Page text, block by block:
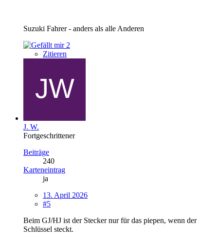
Suzuki Fahrer - anders als alle Anderen
2
Zitieren
J. W.
Fortgeschrittener
Beiträge
240
Karteneintrag
ja
13. April 2026
#5
Beim GJ/HJ ist der Stecker nur für das piepen, wenn der
Schlüssel steckt.